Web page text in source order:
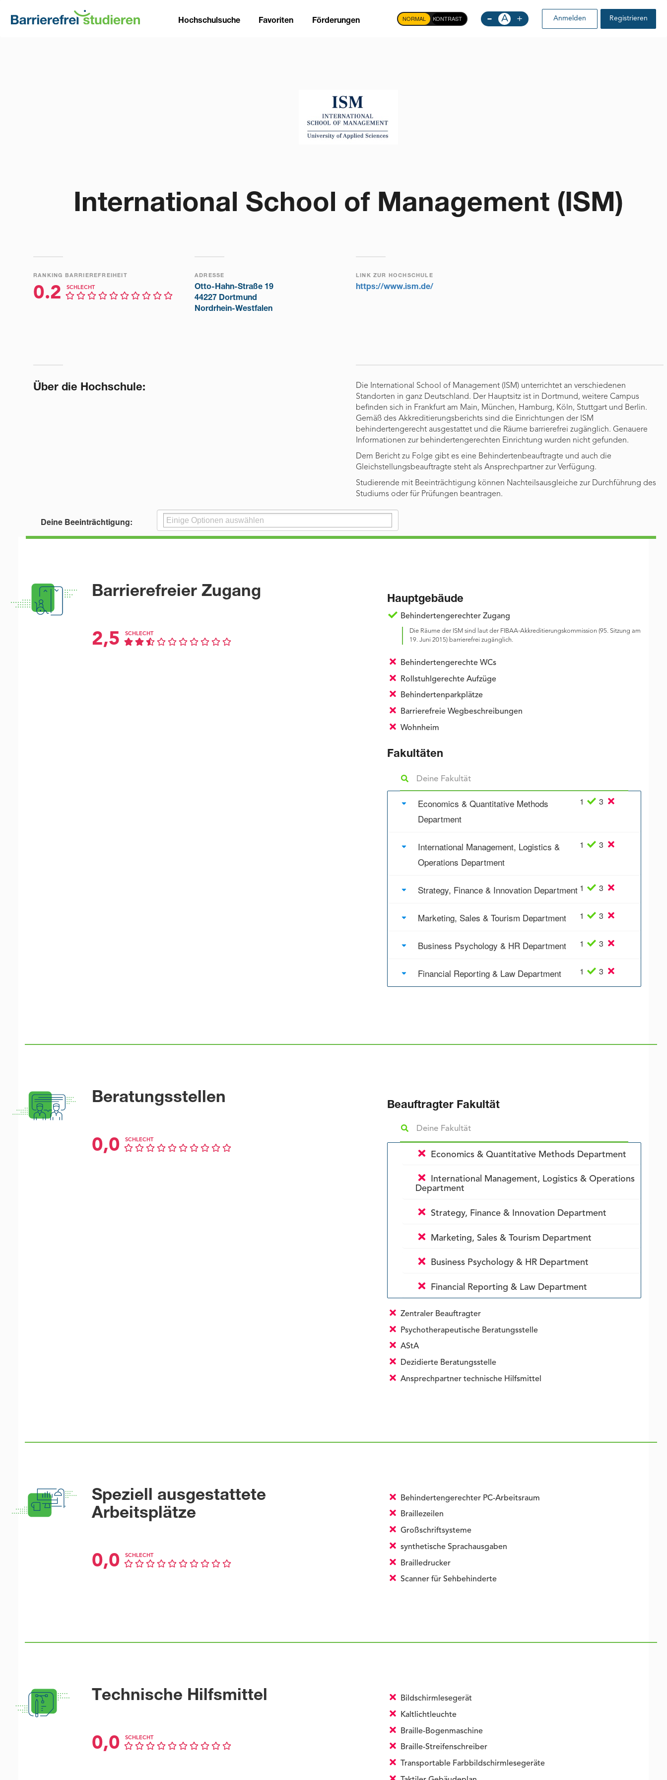
zum
Inhalt
Main
Hochschulsuche Favoriten Förderungen NORMAL KONTRAST - A + Anmelden Registrieren
International School of Management (ISM)
RANKING BARRIEREFREIHEIT
0.2 SCHLECHT
ADRESSE
Otto-Hahn-Straße 19
44227 Dortmund
Nordrhein-Westfalen
LINK ZUR HOCHSCHULE
https://www.ism.de/
Über die Hochschule:
Die International School of Management (ISM) unterrichtet an verschiedenen
Standorten in ganz Deutschland. Der Hauptsitz ist in Dortmund, weitere Campus
befinden sich in Frankfurt am Main, München, Hamburg, Köln, Stuttgart und Berlin.
Gemäß des Akkreditierungsberichts sind die Einrichtungen der ISM
behindertengerecht ausgestattet und die Räume barrierefrei zugänglich. Genauere
Informationen zur behindertengerechten Einrichtung wurden nicht gefunden.
Dem Bericht zu Folge gibt es eine Behindertenbeauftragte und auch die
Gleichstellungsbeauftragte steht als Ansprechpartner zur Verfügung.
Studierende mit Beeinträchtigung können Nachteilsausgleiche zur Durchführung des
Studiums oder für Prüfungen beantragen.
Deine Beeinträchtigung:
Barrierefreier Zugang
2,5 SCHLECHT
Hauptgebäude
Behindertengerechter Zugang
Die Räume der ISM sind laut der FIBAA-Akkreditierungskommission (95. Sitzung am
19. Juni 2015) barrierefrei zugänglich.
Behindertengerechte WCs
Rollstuhlgerechte Aufzüge
Behindertenparkplätze
Barrierefreie Wegbeschreibungen
Wohnheim
Fakultäten
Economics & Quantitative Methods
Department
1 3
International Management, Logistics &
Operations Department
1 3
Strategy, Finance & Innovation Department 1 3
Marketing, Sales & Tourism Department 1 3
Business Psychology & HR Department 1 3
Financial Reporting & Law Department 1 3
Beratungsstellen
0,0 SCHLECHT
Beauftragter Fakultät
Economics & Quantitative Methods Department
International Management, Logistics & Operations
Department
Strategy, Finance & Innovation Department
Marketing, Sales & Tourism Department
Business Psychology & HR Department
Financial Reporting & Law Department
Zentraler Beauftragter
Psychotherapeutische Beratungsstelle
AStA
Dezidierte Beratungsstelle
Ansprechpartner technische Hilfsmittel
Speziell ausgestattete
Arbeitsplätze
0,0 SCHLECHT
Behindertengerechter PC-Arbeitsraum
Braillezeilen
Großschriftsysteme
synthetische Sprachausgaben
Brailledrucker
Scanner für Sehbehinderte
Technische Hilfsmittel
0,0 SCHLECHT
Bildschirmlesegerät
Kaltlichtleuchte
Braille-Bogenmaschine
Braille-Streifenschreiber
Transportable Farbbildschirmlesegeräte